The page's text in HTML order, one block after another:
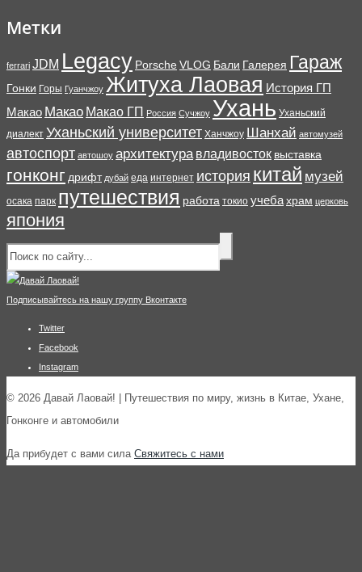
Метки
ferrari JDM Legacy Porsche VLOG Бали Галерея Гараж
Гонки Горы Гуанчжоу Житуха Лаовая История ГП
Макао Макао Макао ГП Россия Сучжоу Ухань Уханьский
диалект Уханьский университет Ханчжоу Шанхай автомузей
автоспорт автошоу архитектура владивосток выставка
гонконг дрифт дубай еда интернет история китай музей
осака парк путешествия работа токио учебахрам церковь
япония
Подписывайтесь на нашу группу Вконтакте
Twitter
Facebook
Instagram
© 2026 Давай Лаовай! | Путешествия по миру, жизнь в Китае, Ухане,
Гонконге и автомобили
Да прибудет с вами сила Свяжитесь с нами